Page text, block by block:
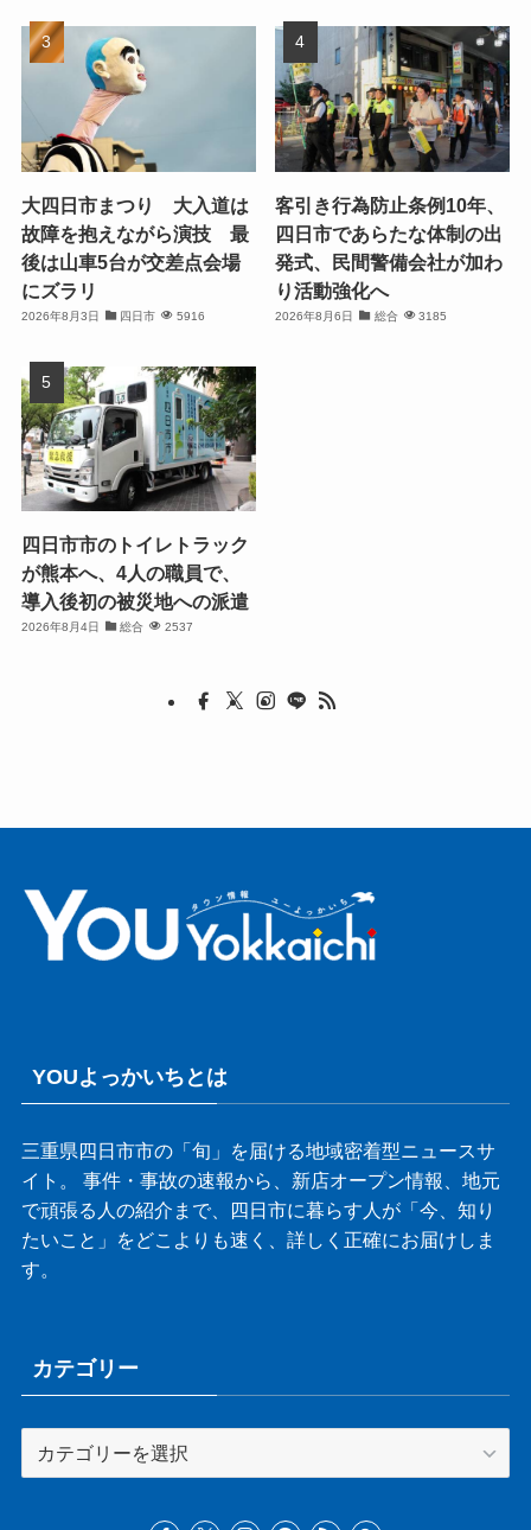
大四日市まつり 大入道は
故障を抱えながら演技 最
後は山車5台が交差点会場
にズラリ
2026年8月3日 四日市 5916
客引き行為防止条例10年、
四日市であらたな体制の出
発式、民間警備会社が加わ
り活動強化へ
2026年8月6日 総合 3185
四日市市のトイレトラック
が熊本へ、4人の職員で、
導入後初の被災地への派遣
2026年8月4日 総合 2537
YOUよっかいちとは
三重県四日市市の「旬」を届ける地域密着型ニュースサ
イト。 事件・事故の速報から、新店オープン情報、地元
で頑張る人の紹介まで、四日市に暮らす人が「今、知り
たいこと」をどこよりも速く、詳しく正確にお届けしま
す。
カテゴリー
テ